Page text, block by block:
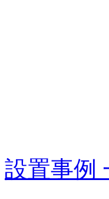
設置事例